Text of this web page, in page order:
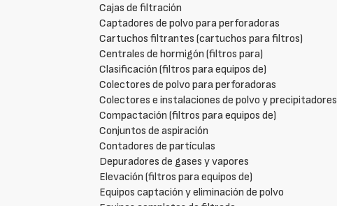
Cajas de filtración
Captadores de polvo para perforadoras
Cartuchos filtrantes (cartuchos para filtros)
Centrales de hormigón (filtros para)
Clasificación (filtros para equipos de)
Colectores de polvo para perforadoras
Colectores e instalaciones de polvo y precipitadores
Compactación (filtros para equipos de)
Conjuntos de aspiración
Contadores de partículas
Depuradores de gases y vapores
Elevación (filtros para equipos de)
Equipos captación y eliminación de polvo